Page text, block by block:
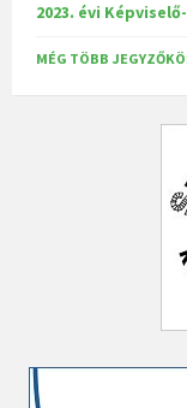
2023. évi
MÉG TÖBB